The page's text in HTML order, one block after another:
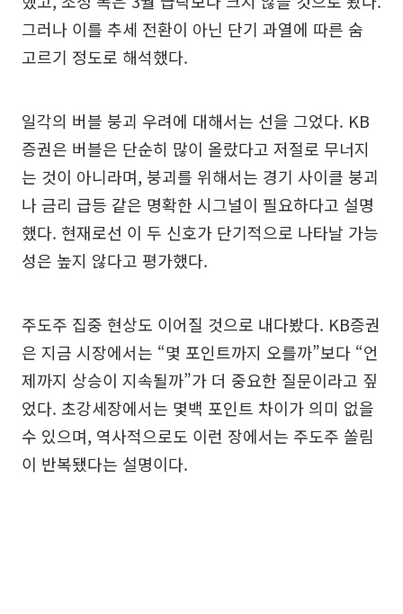
그러나 이를 추세 전환이 아닌 단기 과열에 따른 숨
고르기 정도로 해석했다.
일각의 버블 붕괴 우려에 대해서는 선을 그었다. KB
증권은 버블은 단순히 많이 올랐다고 저절로 무너지
는 것이 아니라며, 붕괴를 위해서는 경기 사이클 붕괴
나 금리 급등 같은 명확한 시그널이 필요하다고 설명
했다. 현재로선 이 두 신호가 단기적으로 나타날 가능
성은 높지 않다고 평가했다.
주도주 집중 현상도 이어질 것으로 내다봤다. KB증권
은 지금 시장에서는 “몇 포인트까지 오를까”보다 “언
제까지 상승이 지속될까”가 더 중요한 질문이라고 짚
었다. 초강세장에서는 몇백 포인트 차이가 의미 없을
수 있으며, 역사적으로도 이런 장에서는 주도주 쏠림
이 반복됐다는 설명이다.